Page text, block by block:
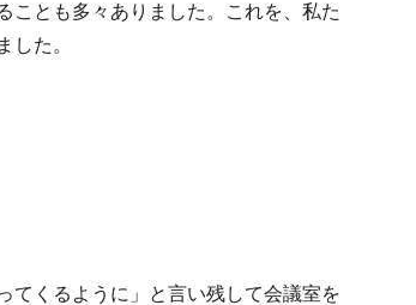
ことも多々ありました。これを、私た
した。
てくるように」と言い残して会議室を